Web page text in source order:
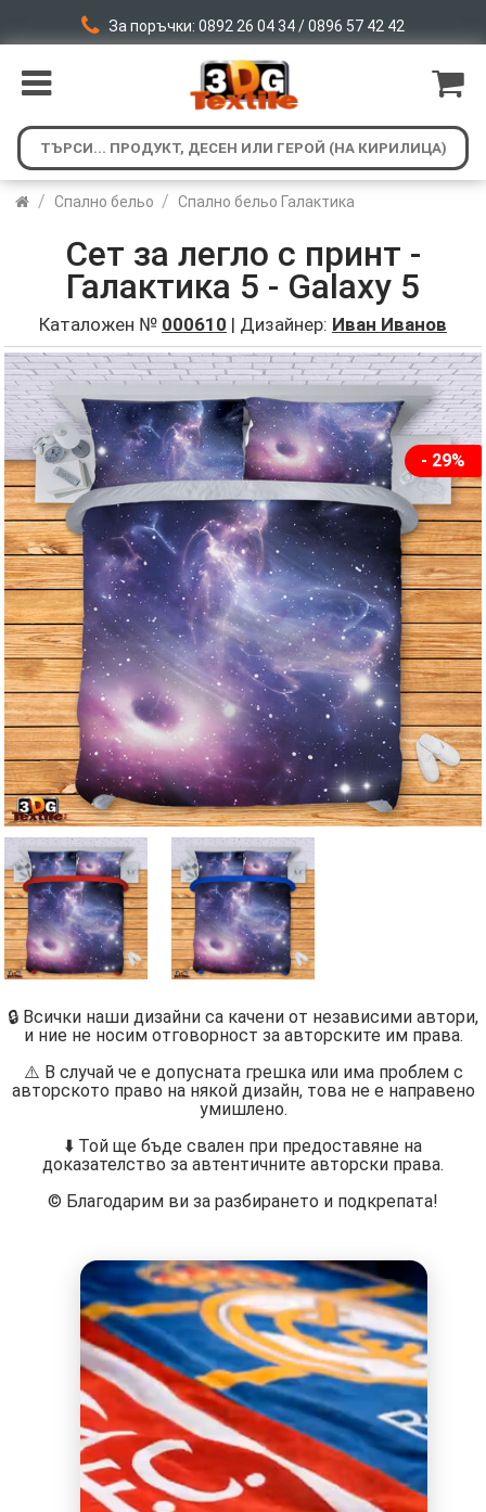
За поръчки: 0892 26 04 34 / 0896 57 42 42
/ Спално бельо / Спално бельо Галактика
Сет за легло с принт -
Галактика 5 - Galaxy 5
Каталожен № 000610 | Дизайнер: Иван Иванов
- 29%
🔒 Всички наши дизайни са качени от независими автори,
и ние не носим отговорност за авторските им права.
⚠️ В случай че е допусната грешка или има проблем с
авторското право на някой дизайн, това не е направено
умишлено.
⬇️ Той ще бъде свален при предоставяне на
доказателство за автентичните авторски права.
©️ Благодарим ви за разбирането и подкрепата!